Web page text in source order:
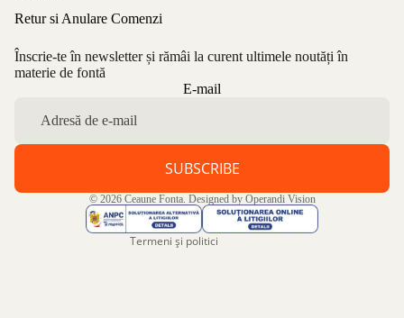
Retur si Anulare Comenzi
Înscrie-te în newsletter și rămâi la curent ultimele noutăți în
materie de fontă
E-mail
SUBSCRIBE
© 2026 Ceaune Fonta. Designed by Operandi Vision
Termeni și politici
Politica de confidențialitate
Aviz legal